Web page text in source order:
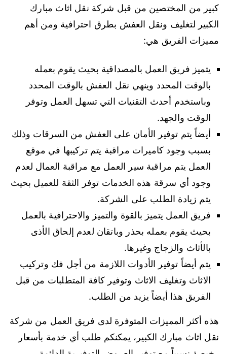
كبير من المختصين من قبل شركة نقل اثاث مبارك
الكبير لتغليف ونقل العفش بطرق احترافية ومن أهم
مميزات الفريق هي:
يتميز فريق العمل بالمصداقية بحيث يقوم بعمله
بالوقت المحدد وينهي نقل العفش بالوقت المحدد
وباستخدم أحدث التقنيات التي تسهل العمل وتوفر
الوقت والجهد.
أيضاً يتم توفير الأمان على العفش من السرقات وذلك
بسبب وجود كاميرات مراقبة يتم تركيبها في موقع
العمل يتم مراقبة سير العمل مع مراقبة العمال لعدم
وجود أي سرقة هذه الخدمات توفر الثقة للعميل بحيث
يتم زيادة الطلب على الشركة.
فريق العمل يتميز بالقوة والتميز والاحترافية بالعمل
بحيث يقوم بعمله بحذر وباتقان لعدم إلحاق الأذى
بالأثاث والزجاج وغيرها.
يتم أيضاً توفير الأدوات اللازمة من أجل فك وتركيب
الاثاث وتغليف الاثاث وتوفير كافة المتطلبات من قبل
الفريق هذا أيضاً يزيد من الطلب.
هذه أكثر المميزات المتوفرة لدى فريق العمل من شركة
نقل اثاث مبارك الكبير، يمكنكم طلب أي خدمة بأسعار